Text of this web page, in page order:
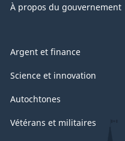
À propos du gouvernement
Argent et finance
Science et innovation
Autochtones
Vétérans et militaires